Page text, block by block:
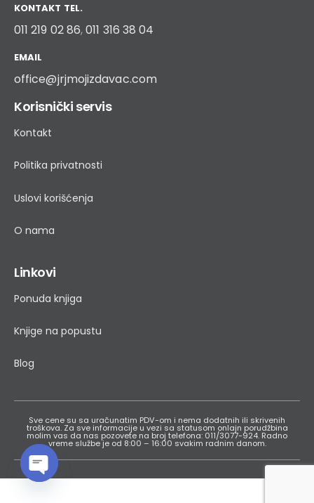
KONTAKT TEL.
011 219 02 86,011 316 38 04
EMAIL
office@jrjmojizdavac.com
Korisnički servis
Kontakt
Politika privatnosti
Uslovi korišćenja
O nama
Linkovi
Ponuda knjiga
Knjige na popustu
Blog
Sve cene su sa uračunatim PDV-om i nema dodatnih ili skrivenih
troškova. Za sve informacije u vezi sa statusom onlajn porudžbina
molim vas da nas pozovete na broj telefona: 011/3077-924. Radno
vreme službe je od 8:00 – 16:00 svakim radnim danom.